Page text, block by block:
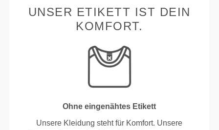
UNSER ETIKETT IST DEIN
KOMFORT.
Ohne eingenähtes Etikett
Unsere Kleidung steht für Komfort. Unsere